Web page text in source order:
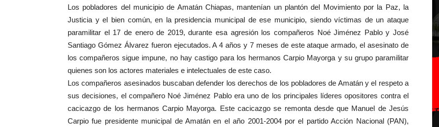
Los pobladores del municipio de Amatán Chiapas, mantenían un plantón del Movimiento por la Paz, la
Justicia y el bien común, en la presidencia municipal de ese municipio, siendo víctimas de un ataque
paramilitar el 17 de enero de 2019, durante esa agresión los compañeros Noé Jiménez Pablo y José
Santiago Gómez Álvarez fueron ejecutados. A 4 años y 7 meses de este ataque armado, el asesinato de
los compañeros sigue impune, no hay castigo para los hermanos Carpio Mayorga y su grupo paramilitar
quienes son los actores materiales e intelectuales de este caso.
Los compañeros asesinados buscaban defender los derechos de los pobladores de Amatán y el respeto a
sus decisiones, el compañero Noé Jiménez Pablo era uno de los principales líderes opositores contra el
cacicazgo de los hermanos Carpio Mayorga. Este cacicazgo se remonta desde que Manuel de Jesús
Carpio fue presidente municipal de Amatán en el año 2001-2004 por el partido Acción Nacional (PAN),